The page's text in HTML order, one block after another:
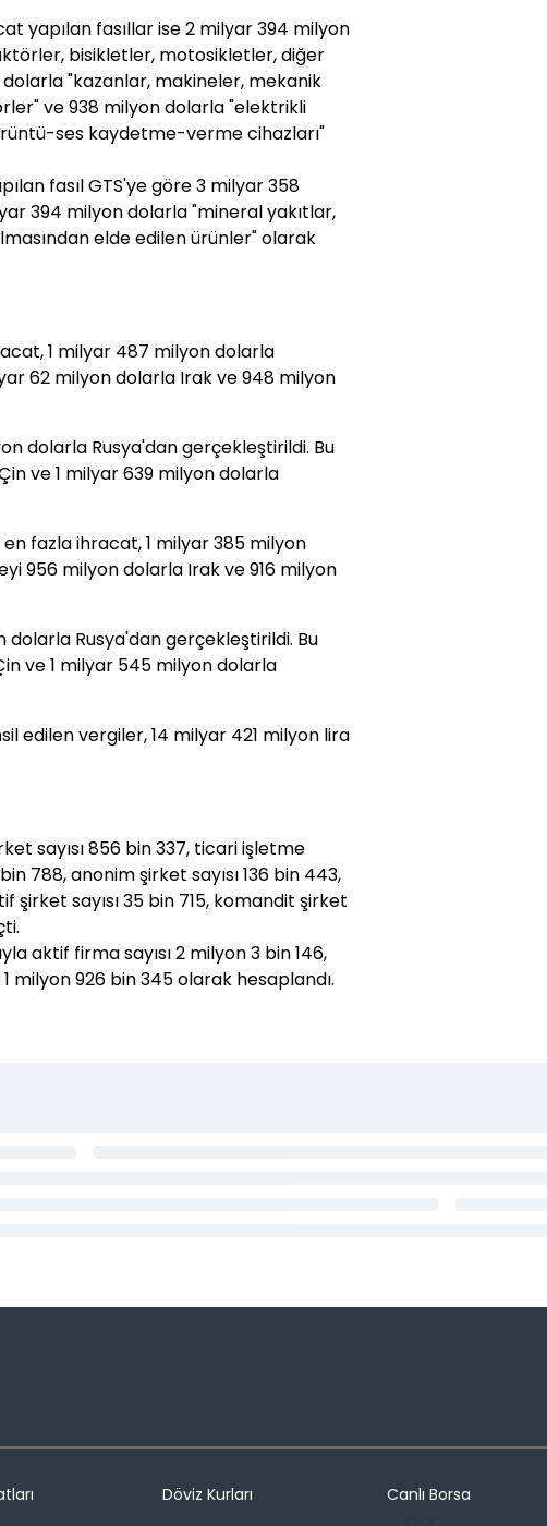
yapılan fasıllar ise 2 milyar 394 milyon
bisikletler, motosikletler, diğer
dolarla "kazanlar, makineler, mekanik
ve 938 milyon dolarla "elektrikli
ses kaydetme-verme cihazları"
fasıl GTS'ye göre 3 milyar 358
394 milyon dolarla "mineral yakıtlar,
elde edilen ürünler" olarak
1 milyar 487 milyon dolarla
62 milyon dolarla Irak ve 948 milyon
dolarla Rusya'dan gerçekleştirildi. Bu
ve 1 milyar 639 milyon dolarla
fazla ihracat, 1 milyar 385 milyon
956 milyon dolarla Irak ve 916 milyon
dolarla Rusya'dan gerçekleştirildi. Bu
ve 1 milyar 545 milyon dolarla
edilen vergiler, 14 milyar 421 milyon lira
sayısı 856 bin 337, ticari işletme
bin 788, anonim şirket sayısı 136 bin 443,
şirket sayısı 35 bin 715, komandit şirket
aktif firma sayısı 2 milyon 3 bin 146,
milyon 926 bin 345 olarak hesaplandı.
Döviz Kurları
Canlı Borsa